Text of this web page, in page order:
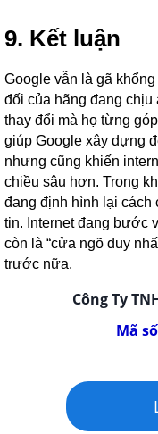
9. Kết luận
Google vẫn là gã
đối của hãng đang
thay đổi mà họ từng
giúp Google xây dựng
nhưng cũng khiến
chiều sâu hơn. Trong
đang định hình lại cách
tin. Internet đang bước
còn là “cửa ngõ duy
trước nữa.
Công Ty
Mã